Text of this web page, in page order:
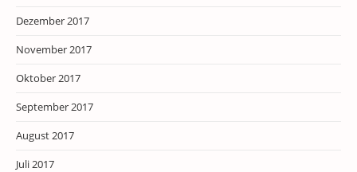
Dezember 2017
November 2017
Oktober 2017
September 2017
August 2017
Juli 2017